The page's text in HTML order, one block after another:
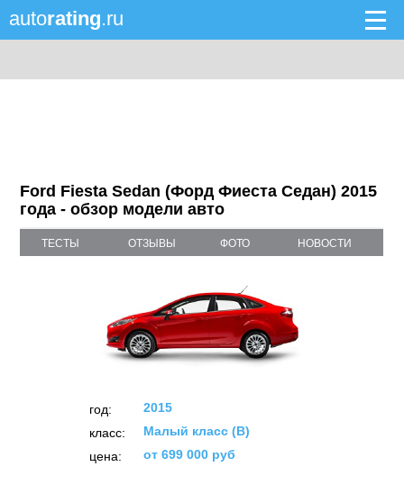
autorating.ru
Ford Fiesta Sedan (Форд Фиеста Седан) 2015
года - обзор модели авто
ТЕСТЫ ОТЗЫВЫ ФОТО НОВОСТИ
год:
2015
класс:
Малый класс (B)
цена:
от 699 000 руб